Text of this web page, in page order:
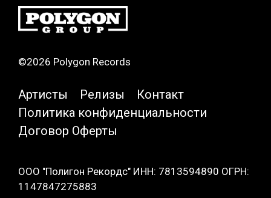
©2026 Polygon Records
Артисты Релизы
Контакт
Политика конфиденциальности
Договор Оферты
ООО "Полигон Рекордс" ИНН: 7813594890 ОГРН:
1147847275883